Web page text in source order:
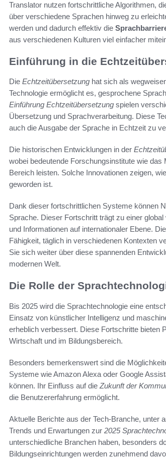
Translator nutzen fortschrittliche Algorithmen,
über verschiedene Sprachen hinweg zu
werden und dadurch effektiv die
aus verschiedenen Kulturen viel einfacher
Einführung in die
Die Echtzeitübersetzung hat sich als
Technologie ermöglicht es, gesprochene
Einführung Echtzeitübersetzung spielen
Übersetzung und Sprachverarbeitung. Diese
auch die Ausgabe der Sprache in Echtzeit zu
Die historischen Entwicklungen in der
wobei bedeutende Forschungsinstitute wie
Bereich leisten. Solche Innovationen zeigen,
geworden ist.
Dank dieser fortschrittlichen Systeme können
Sprache. Dieser Fortschritt trägt zu einer
und Informationen auf internationaler Ebene.
Fähigkeit, täglich in verschiedenen Kontexten
Sie sich weiter über diese spannenden
modernen Welt.
Die Rolle der
Bis 2025 wird die Sprachtechnologie eine
Einsatz von künstlicher Intelligenz und
erheblich verbessert. Diese Fortschritte bieten
Wirtschaft und im Bildungsbereich.
Besonders bemerkenswert sind die
Systeme wie Amazon Alexa oder Google
können. Ihr Einfluss auf die Zukunft der
die Benutzererfahrung ermöglicht.
Aktuelle Berichte aus der Tech-Branche, unter
Trends und Erwartungen zur 2025
unterschiedliche Branchen haben, besonders
Bildungseinrichtungen werden zunehmend